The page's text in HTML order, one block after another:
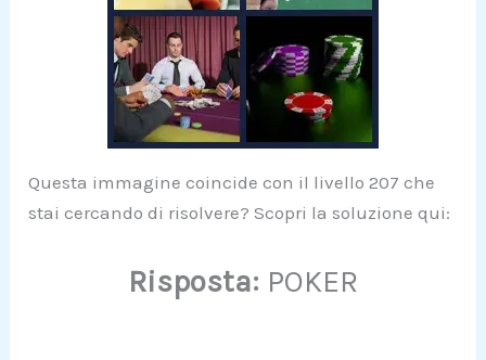
Questa immagine coincide con il livello 207 che
stai cercando di risolvere? Scopri la soluzione qui:
Risposta: POKER